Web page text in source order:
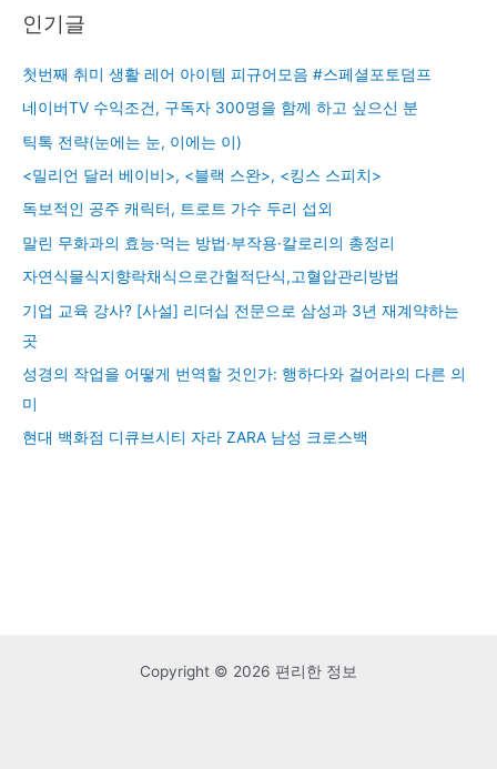
인기글
첫번째 취미 생활 레어 아이템 피규어모음 #스페셜포토덤프
네이버TV 수익조건, 구독자 300명을 함께 하고 싶으신 분
틱톡 전략(눈에는 눈, 이에는 이)
<밀리언 달러 베이비>, <블랙 스완>, <킹스 스피치>
독보적인 공주 캐릭터, 트로트 가수 두리 섭외
말린 무화과의 효능·먹는 방법·부작용·칼로리의 총정리
자연식물식지향락채식으로간헐적단식,고혈압관리방법
기업 교육 강사? [사설] 리더십 전문으로 삼성과 3년 재계약하는
곳
성경의 작업을 어떻게 번역할 것인가: 행하다와 걸어라의 다른 의
미
현대 백화점 디큐브시티 자라 ZARA 남성 크로스백
Copyright © 2026 편리한 정보